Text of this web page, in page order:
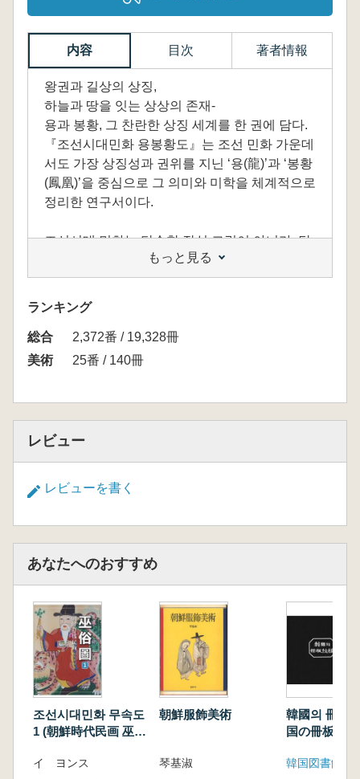
内容 目次 著者情報
왕권과 길상의 상징,
하늘과 땅을 잇는 상상의 존재-
용과 봉황, 그 찬란한 상징 세계를 한 권에 담다.
『조선시대민화 용봉황도』는 조선 민화 가운데
서도 가장 상징성과 권위를 지닌 ‘용(龍)’과 ‘봉황
(鳳凰)’을 중심으로 그 의미와 미학을 체계적으로
정리한 연구서이다.
조선시대 민화는 단순한 장식 그림이 아니라, 당
시 사람들의 소망과 세계관, 그리고 삶의 철학을
담아낸 시각 문화였다. 특히 용과 봉황은 왕권,
태평성대, 부귀영화, 길상(吉祥)의 의미를 담은
대표적인 상징으로, 궁중과 민간을 넘나들며 다
양한 형태로 표현되었다.
있게 조망한다.
문양의 의미를 상세히 해설하여, 독자가 실제 작
까지,
전통 회화의 상징과 미학을 입체적으로 이해할
수 있는 필독서이다.
もっと見る
ランキング
総合
2,372番 / 19,328冊
美術
25番 / 140冊
レビュー
レビューを書く
あなたへのおすすめ
조선시대민화 무속도
1 (朝鮮時代民画 巫俗
イ ヨンス
朝鮮服飾美術
琴基淑
韓國의 冊板
国の冊板紋
韓国図書館協